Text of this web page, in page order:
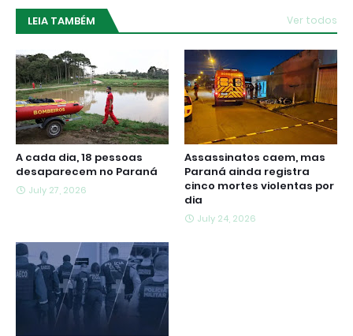
LEIA TAMBÉM Ver todos
A cada dia, 18 pessoas
desaparecem no Paraná
July 27, 2026
Assassinatos caem, mas
Paraná ainda registra
cinco mortes violentas por
dia
July 24, 2026